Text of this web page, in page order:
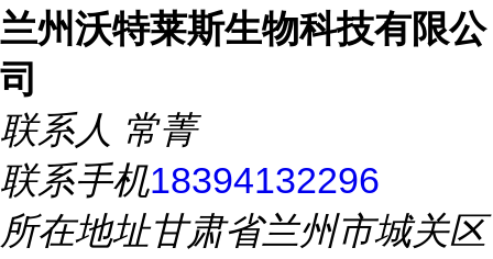
兰州沃特莱斯生物科技有限公
司
联系人 常菁
联系手机18394132296
所在地址甘肃省兰州市城关区